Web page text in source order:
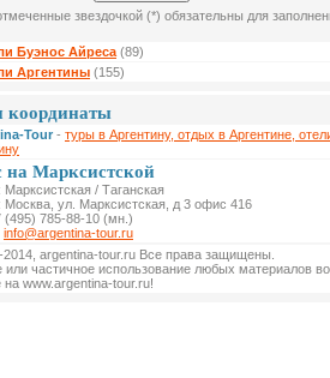
звездочкой (*) обязательны для
Буэнос Айреса(89)
Аргентины (155)
Tour - туры в Аргентину, отдых в Аргентине,
Марксистской
: Марксистская / Таганская
: Москва, ул. Марксистская, д 3 офис 416
(495) 785-88-10 (мн.)
info@argentina-tour.ru
argentina-tour.ru Все права защищены.
или частичное использование любых материалов
на www.argentina-tour.ru!